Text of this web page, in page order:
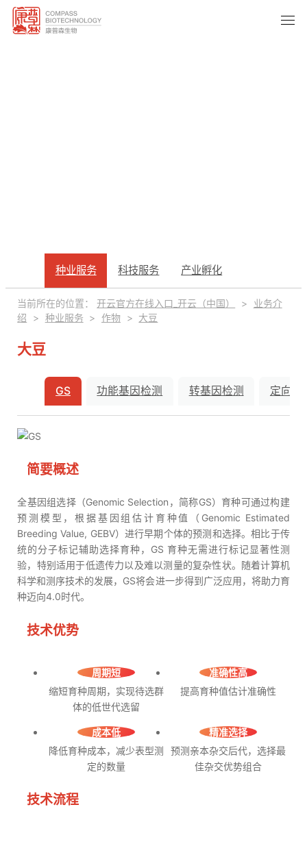
种业服务
SEED INDUSTRY
种业服务 科技服务 产业孵化
当前所在的位置：开云官方在线入口_开云（中国） >
业务介
绍
> 种业服务 > 作物 > 大豆
大豆
GS 功能基因检测 转基因检测 定向改
简要概述
全基因组选择（Genomic Selection，简称GS）育种可通过构建
预测模型，根据基因组估计育种值（Genomic Estimated
Breeding Value, GEBV）进行早期个体的预测和选择。相比于传
统的分子标记辅助选择育种，GS 育种无需进行标记显著性测
验，特别适用于低遗传力以及难以测量的复杂性状。随着计算机
科学和测序技术的发展，GS将会进一步得到广泛应用，将助力育
种迈向4.0时代。
技术优势
周期短
缩短育种周期，实现待选群
体的低世代选留
准确性高
提高育种值估计准确性
成本低
降低育种成本，减少表型测
定的数量
精准选择
预测亲本杂交后代，选择最
佳杂交优势组合
技术流程